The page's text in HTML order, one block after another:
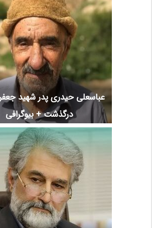
عباسعلی حیدری پدر شهید
درگذشت + بیوگرافی